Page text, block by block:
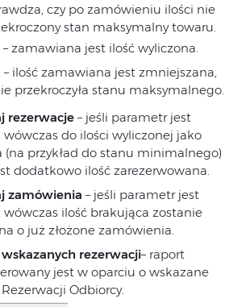
czy po zamówieniu ilości nie
stan maksymalny towaru.
zamawiana jest ilość wyliczona.
– ilość zamawiana jest zmniejszana,
przekroczyła stanu maksymalnego.
rezerwacje – jeśli parametr jest
wówczas do ilości wyliczonej jako
(na przykład do stanu minimalnego)
dodatkowo ilość zarezerwowana.
zamówienia – jeśli parametr jest
wówczas ilość brakująca zostanie
o już złożone zamówienia.
rezerwacji– raport
jest w oparciu o wskazane
Odbiorcy.